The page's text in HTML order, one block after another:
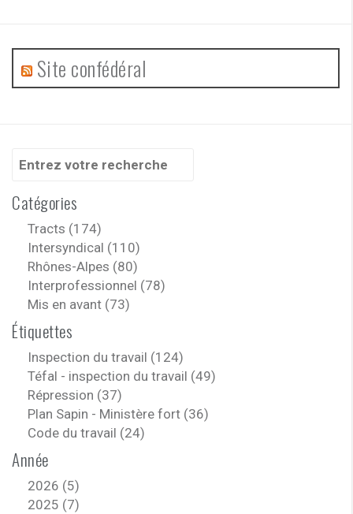
Site confédéral
Recherche
:Catégories
Tracts (174)
Intersyndical (110)
Rhônes-Alpes (80)
Interprofessionnel (78)
Mis en avant (73)
Étiquettes
Inspection du travail (124)
Téfal - inspection du travail (49)
Répression (37)
Plan Sapin - Ministère fort (36)
Code du travail (24)
Année
2026 (5)
2025 (7)